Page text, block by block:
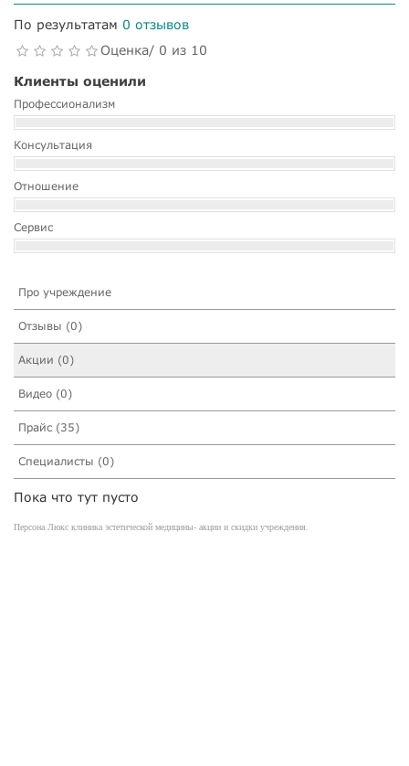
По результатам 0 отзывов
Оценка/ 0 из 10
Клиенты оценили
Профессионализм
Консультация
Отношение
Сервис
Про учреждение
Отзывы (0)
Акции (0)
Видео (0)
Прайс (35)
Специалисты (0)
Пока что тут пусто
Персона Люкс клиника эстетической медицины- акции и скидки учреждения.